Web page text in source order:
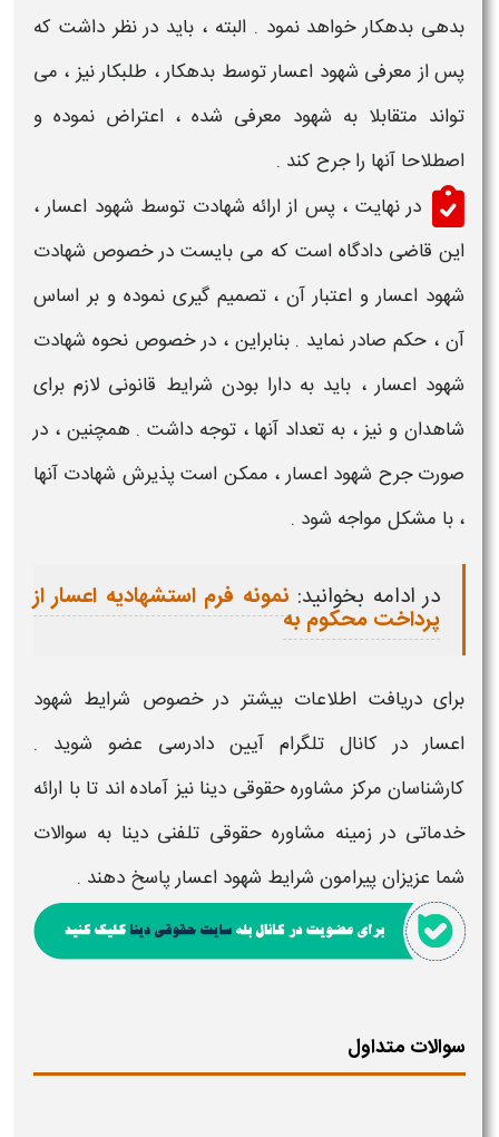
بدهی بدهکار خواهد نمود . البته ، باید در نظر داشت که
پس از معرفی شهود اعسارتوسط بدهکار ، طلبکار نیز ، می
تواند متقابلا به شهود معرفی شده ، اعتراض نموده و
اصطلاحا آنها راجرح کند .
در نهایت ، پس از ارائه شهادت توسط شهود اعسار،
این قاضی دادگاه است که می بایست در خصوص شهادت
شهود اعسار و اعتبار آن ، تصمیم گیری نموده و بر اساس
آن ، حکم صادر نماید . بنابراین ، در خصوصنحوه شهادت
شهود اعسار ، باید به دارا بودن شرایط قانونی لازم برای
شاهدان و نیز ، به تعداد آنها ، توجه داشت . همچنین ، در
صورتجرح شهود اعسار ، ممکن است پذیرش شهادت آنها
، با مشکل مواجه شود .
در ادامه بخوانید: نمونه فرم استشهادیه اعسار از
پرداخت محکوم به
برای دریافت اطلاعات بیشتر در خصوص شرایط شهود
اعسار در کانال تلگرام آیین دادرسی عضو شوید .
کارشناسان مرکز مشاوره حقوقی دینا نیز آماده اند تا با ارائه
خدماتی در زمینه مشاوره حقوقی تلفنی دینا به سوالات
شما عزیزان پیرامون شرایط شهود اعسارپاسخ دهند .
سوالات متداول